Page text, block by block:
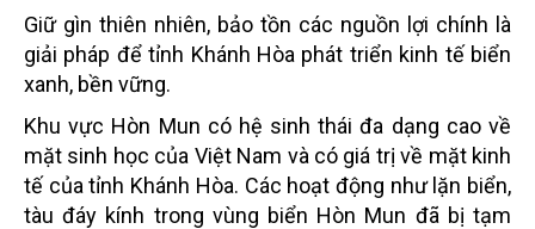
Giữ gìn thiên nhiên, bảo tồn các nguồn lợi chính là
giải pháp để tỉnh Khánh Hòa phát triển kinh tế biển
xanh, bền vững.
Khu vực Hòn Mun có hệ sinh thái đa dạng cao về
mặt sinh học của Việt Nam và có giá trị về mặt kinh
tế của tỉnh Khánh Hòa. Các hoạt động như lặn biển,
tàu đáy kính trong vùng biển Hòn Mun đã bị tạm